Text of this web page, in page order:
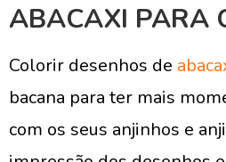
ABACAXI PARA
Colorir desenhos de
bacana para ter mais
com os seus anjinhos e